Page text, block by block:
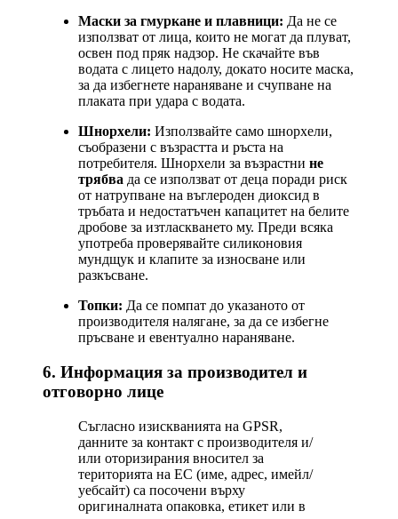
Маски за гмуркане и плавници: Да не се
използват от лица, които не могат да плуват,
освен под пряк надзор. Не скачайте във
водата с лицето надолу, докато носите маска,
за да избегнете нараняване и счупване на
плаката при удара с водата.
Шнорхели: Използвайте само шнорхели,
съобразени с възрастта и ръста на
потребителя. Шнорхели за възрастни не
трябва да се използват от деца поради риск
от натрупване на въглероден диоксид в
тръбата и недостатъчен капацитет на белите
дробове за изтласкването му. Преди всяка
употреба проверявайте силиконовия
мундщук и клапите за износване или
разкъсване.
Топки: Да се помпат до указаното от
производителя налягане, за да се избегне
пръсване и евентуално нараняване.
6. Информация за производител и
отговорно лице
Съгласно изискванията на GPSR,
данните за контакт с производителя и/
или оторизирания вносител за
територията на ЕС (име, адрес, имейл/
уебсайт) са посочени върху
оригиналната опаковка, етикет или в